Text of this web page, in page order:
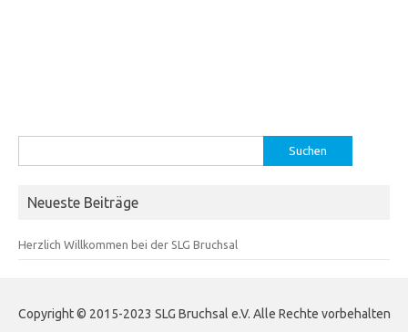
nach:
Neueste Beiträge
Herzlich Willkommen bei der SLG Bruchsal
Copyright © 2015-2023 SLG Bruchsal e.V. Alle Rechte vorbehalten